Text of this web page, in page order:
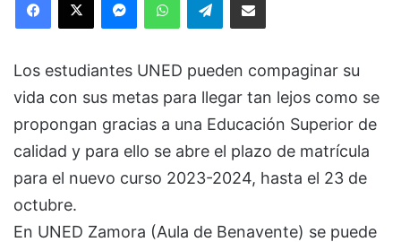
Los estudiantes UNED pueden compaginar su
vida con sus metas para llegar tan lejos como se
propongan gracias a una Educación Superior de
calidad y para ello se abre el plazo de matrícula
para el nuevo curso 2023-2024, hasta el 23 de
octubre.
En UNED Zamora (Aula de Benavente) se puede